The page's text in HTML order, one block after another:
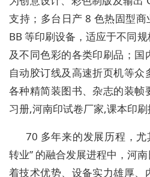
支持；多台日产 8 色热固型
BB 等印刷设备，适应于不同
及不同色彩的各类印刷品；国
自动胶订线及高速折页机等众
各种精简装图书、杂志的装帧
习册,河南印试卷厂家,课本印刷
70 多年来的发展历程，
转业” 的融合发展进程中，河
着技术优势、设备实力雄厚、